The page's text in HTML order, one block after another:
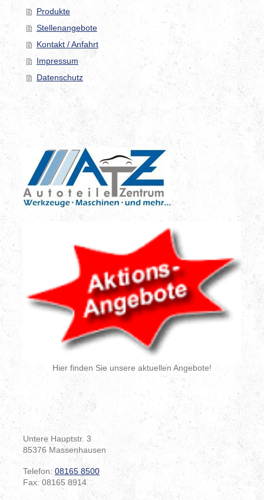
Produkte
Stellenangebote
Kontakt / Anfahrt
Impressum
Datenschutz
Hier finden Sie unsere aktuellen Angebote!
Untere Hauptstr. 3
85376 Massenhausen
Telefon: 08165 8500
Fax: 08165 8914